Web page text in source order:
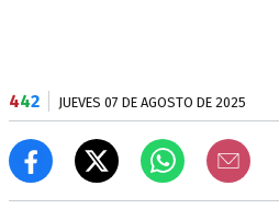
442 JUEVES 07 DE AGOSTO DE 2025